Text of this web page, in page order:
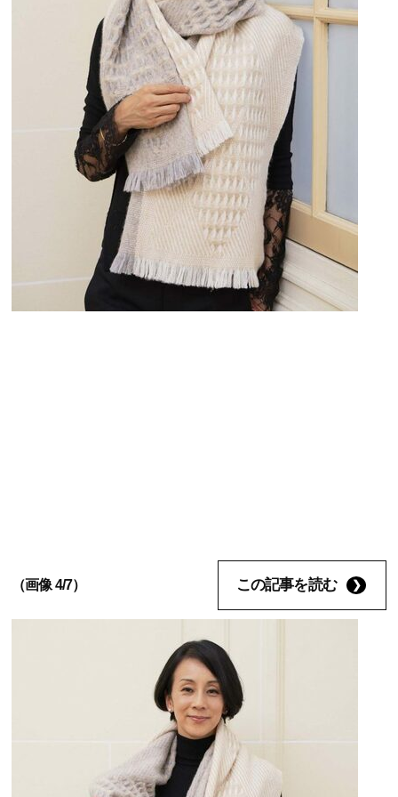
（画像 4/7） この記事を読む